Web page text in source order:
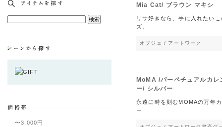
〜3,000円
Mia Cat/ ブラウン マキシ
リサ好きなら、手に入れたい
ズ。
オブジェ / アートワーク
MoMA /パーペチュアルカレ
ー/ シルバー
永遠に時を刻むMOMAの万年
ー